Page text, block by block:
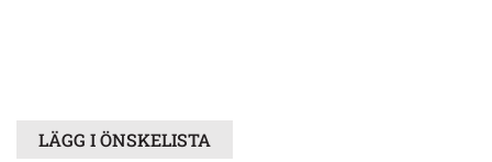
LÄGG I ÖNSKELISTA